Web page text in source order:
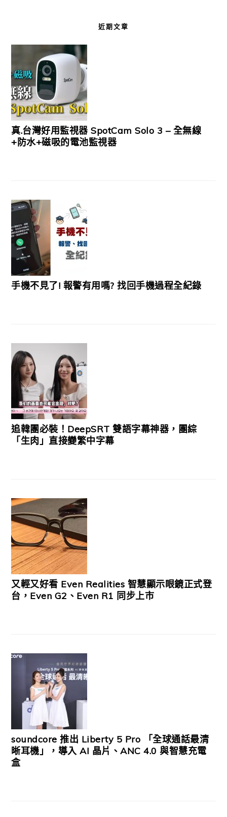
近期文章
真.台灣好用監視器 SpotCam Solo 3 – 全無線
+防水+磁吸的電池監視器
手機不見了! 報警有用嗎? 找回手機過程全紀錄
追韓團必裝！DeepSRT 雙語字幕神器，團綜
「生肉」直接變繁中字幕
又輕又好看 Even Realities 智慧顯示眼鏡正式登
台，Even G2、Even R1 同步上市
soundcore 推出 Liberty 5 Pro 「全球通話最清
晰耳機」，導入 AI 晶片、ANC 4.0 與智慧充電
盒